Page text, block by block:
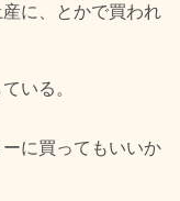
に、とかで買われ
いる。
に買ってもいいか